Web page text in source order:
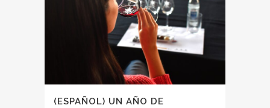
(ESPAÑOL) UN AÑO DE